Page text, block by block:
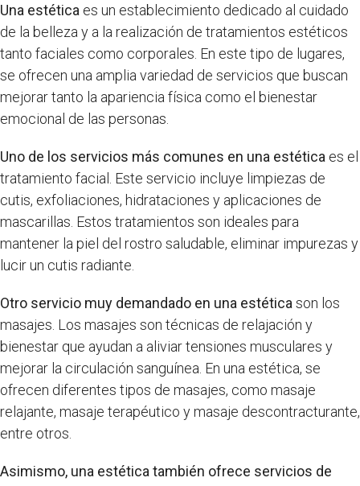
Una estética es un establecimiento dedicado al cuidado
de la belleza y a la realización de tratamientos estéticos
tanto faciales como corporales. En este tipo de lugares,
se ofrecen una amplia variedad de servicios que buscan
mejorar tanto la apariencia física como el bienestar
emocional de las personas.
Uno de los servicios más comunes en una estética es el
tratamiento facial. Este servicio incluye limpiezas de
cutis, exfoliaciones, hidrataciones y aplicaciones de
mascarillas. Estos tratamientos son ideales para
mantener la piel del rostro saludable, eliminar impurezas y
lucir un cutis radiante.
Otro servicio muy demandado en una estética son los
masajes. Los masajes son técnicas de relajación y
bienestar que ayudan a aliviar tensiones musculares y
mejorar la circulación sanguínea. En una estética, se
ofrecen diferentes tipos de masajes, como masaje
relajante, masaje terapéutico y masaje descontracturante,
entre otros.
Asimismo, una estética también ofrece servicios de